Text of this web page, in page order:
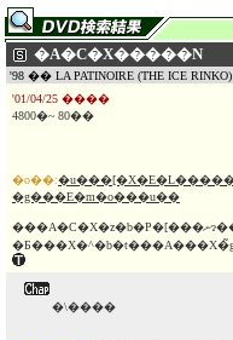
�A�C�X�����N
'98 �� LA PATINOIRE (THE ICE RINKO)
'01/04/25 ����
4800�~ 80��
�o��:
�g���E�m�o���u��
���A�C�X�z�b�P�[���ނɂ����f����B�낤
�\����